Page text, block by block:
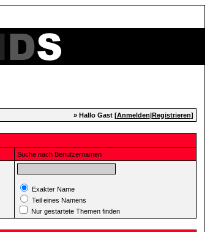
» Hallo Gast [Anmelden|Registrieren]
Suche nach Benutzernamen
Exakter Name
Teil eines Namens
Nur gestartete Themen finden